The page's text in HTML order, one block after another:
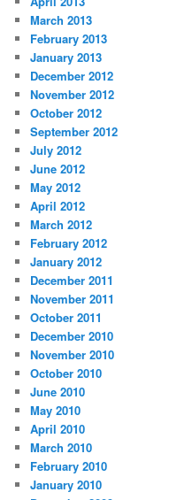
March 2013
February 2013
January 2013
December 2012
November 2012
October 2012
September 2012
July 2012
June 2012
May 2012
April 2012
March 2012
February 2012
January 2012
December 2011
November 2011
October 2011
December 2010
November 2010
October 2010
June 2010
May 2010
April 2010
March 2010
February 2010
January 2010